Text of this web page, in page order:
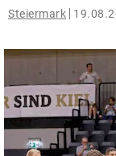
© Krone
Muthgasse 2,
Steiermark